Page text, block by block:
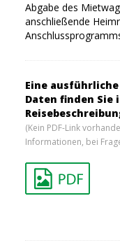
Abgabe des
anschließende
Eine
Daten finden Sie
(Kein PDF-Link
Informationen, bei